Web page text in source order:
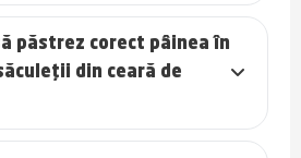
păstrez corect pâinea în
din ceară de